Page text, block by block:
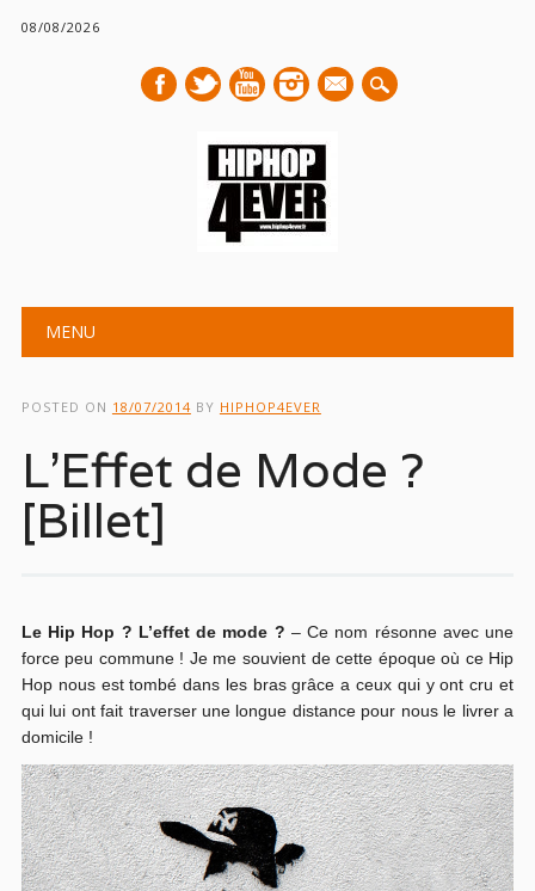
08/08/2026
mail
Main menu
MENU
POSTED ON 18/07/2014 BY HIPHOP4EVER
L’Effet de Mode ?
[Billet]
Le Hip Hop ? L’effet de mode ? – Ce nom résonne avec une
force peu commune ! Je me souvient de cette époque où ce Hip
Hop nous est tombé dans les bras grâce a ceux qui y ont cru et
qui lui ont fait traverser une longue distance pour nous le livrer a
domicile !